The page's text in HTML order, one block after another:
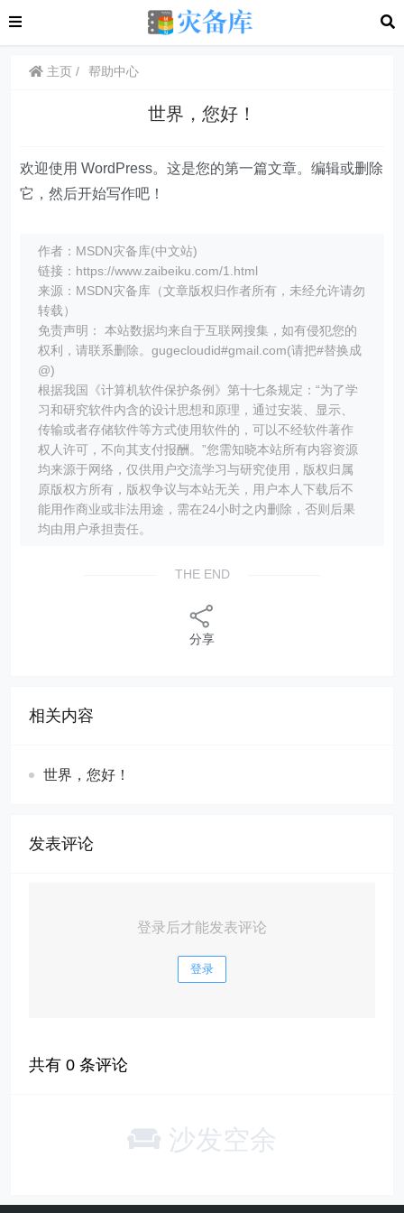
主页 帮助中心
世界，您好！
欢迎使用 WordPress。这是您的第一篇文章。编辑或删除
它，然后开始写作吧！
作者：MSDN灾备库(中文站)
链接：https://www.zaibeiku.com/1.html
来源：MSDN灾备库（文章版权归作者所有，未经允许请勿
转载）
免责声明： 本站数据均来自于互联网搜集，如有侵犯您的
权利，请联系删除。gugecloudid#gmail.com(请把#替换成
@)
根据我国《计算机软件保护条例》第十七条规定：“为了学
习和研究软件内含的设计思想和原理，通过安装、显示、
传输或者存储软件等方式使用软件的，可以不经软件著作
权人许可，不向其支付报酬。”您需知晓本站所有内容资源
均来源于网络，仅供用户交流学习与研究使用，版权归属
原版权方所有，版权争议与本站无关，用户本人下载后不
能用作商业或非法用途，需在24小时之内删除，否则后果
均由用户承担责任。
THE END
分享
相关内容
世界，您好！
发表评论
登录后才能发表评论
登录
共有0 条评论
沙发空余